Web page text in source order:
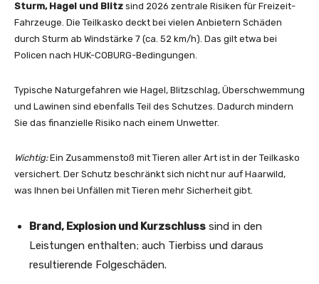
Sturm, Hagel und Blitz sind 2026 zentrale Risiken für Freizeit-
Fahrzeuge. Die Teilkasko deckt bei vielen Anbietern Schäden
durch Sturm ab Windstärke 7 (ca. 52 km/h). Das gilt etwa bei
Policen nach HUK-COBURG-Bedingungen.
Typische Naturgefahren wie Hagel, Blitzschlag, Überschwemmung
und Lawinen sind ebenfalls Teil des Schutzes. Dadurch mindern
Sie das finanzielle Risiko nach einem Unwetter.
Wichtig:Ein Zusammenstoß mit Tieren aller Art ist in der Teilkasko
versichert. Der Schutz beschränkt sich nicht nur auf Haarwild,
was Ihnen bei Unfällen mit Tieren mehr Sicherheit gibt.
Brand, Explosion und Kurzschluss sind in den
Leistungen enthalten; auch Tierbiss und daraus
resultierende Folgeschäden.